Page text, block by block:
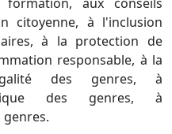
citoyenne, à l'inclusion
à la protection de
responsable, à la
des genres, à
des genres, à